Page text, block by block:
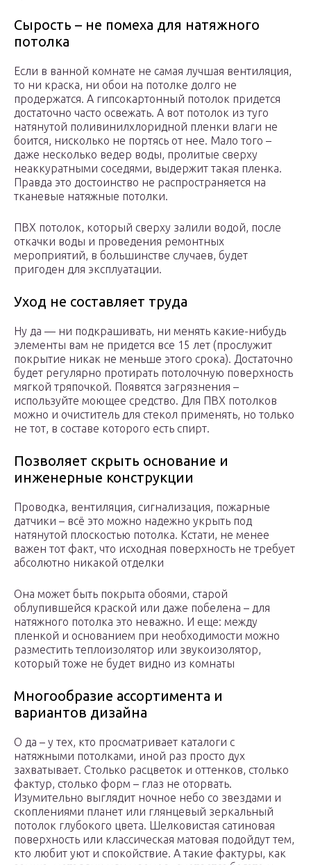
Сырость – не помеха для натяжного
потолка
Если в ванной комнате не самая лучшая вентиляция,
то ни краска, ни обои на потолке долго не
продержатся. А гипсокартонный потолок придется
достаточно часто освежать. А вот потолок из туго
натянутой поливинилхлоридной пленки влаги не
боится, нисколько не портясь от нее. Мало того –
даже несколько ведер воды, пролитые сверху
неаккуратными соседями, выдержит такая пленка.
Правда это достоинство не распространяется на
тканевые натяжные потолки.
ПВХ потолок, который сверху залили водой, после
откачки воды и проведения ремонтных
мероприятий, в большинстве случаев, будет
пригоден для эксплуатации.
Уход не составляет труда
Ну да — ни подкрашивать, ни менять какие-нибудь
элементы вам не придется все 15 лет (прослужит
покрытие никак не меньше этого срока). Достаточно
будет регулярно протирать потолочную поверхность
мягкой тряпочкой. Появятся загрязнения –
используйте моющее средство. Для ПВХ потолков
можно и очиститель для стекол применять, но только
не тот, в составе которого есть спирт.
Позволяет скрыть основание и
инженерные конструкции
Проводка, вентиляция, сигнализация, пожарные
датчики – всё это можно надежно укрыть под
натянутой плоскостью потолка. Кстати, не менее
важен тот факт, что исходная поверхность не требует
абсолютно никакой отделки
Она может быть покрыта обоями, старой
облупившейся краской или даже побелена – для
натяжного потолка это неважно. И еще: между
пленкой и основанием при необходимости можно
разместить теплоизолятор или звукоизолятор,
который тоже не будет видно из комнаты
Многообразие ассортимента и
вариантов дизайна
О да – у тех, кто просматривает каталоги с
натяжными потолками, иной раз просто дух
захватывает. Столько расцветок и оттенков, столько
фактур, столько форм – глаз не оторвать.
Изумительно выглядит ночное небо со звездами и
скоплениями планет или глянцевый зеркальный
потолок глубокого цвета. Шелковистая сатиновая
поверхность или классическая матовая подойдут тем,
кто любит уют и спокойствие. А такие фактуры, как